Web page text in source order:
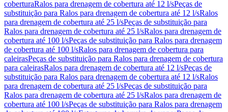
coberturaRalos para drenagem de cobertura até 12 l/sPeças de
substituição para Ralos para drenagem de cobertura até 12 l/sRalos
para drenagem de cobertura até 25 l/sPeças de substituição para
Ralos para drenagem de cobertura até 25 l/sRalos para drenagem de
cobertura até 100 l/sPeças de substituição para Ralos para drenagem
de cobertura até 100 l/sRalos para drenagem de cobertura para
caleirasPeças de substituição para Ralos para drenagem de cobertura
para caleirasRalos para drenagem de cobertura até 12 l/sPeças de
substituição para Ralos para drenagem de cobertura até 12 l/sRalos
para drenagem de cobertura até 25 l/sPeças de substituição para
Ralos para drenagem de cobertura até 25 l/sRalos para drenagem de
cobertura até 100 l/sPeças de substituição para Ralos para drenagem